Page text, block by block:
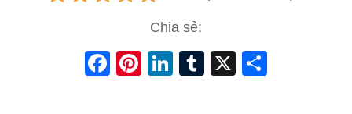
Chia sẻ:
Facebook
Pinterest
LinkedIn
Tumblr
X